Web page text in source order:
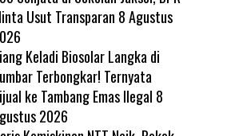
Usut Transparan 8 Agustus
Keladi Biosolar Langka di
Terbongkar! Ternyata
ke Tambang Emas Ilegal 8
2026